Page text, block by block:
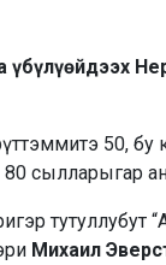
50, бу
сылларыгар
тутуллубут
Михаил